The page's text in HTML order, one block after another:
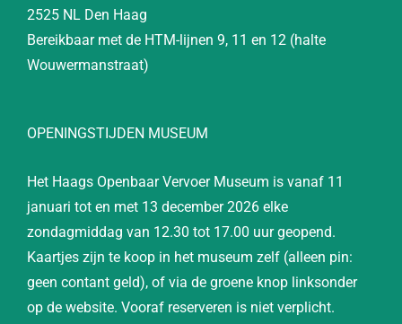
2525 NL Den Haag
Bereikbaar met de HTM-lijnen 9, 11 en 12 (halte
Wouwermanstraat)
OPENINGSTIJDEN MUSEUM
Het Haags Openbaar Vervoer Museum is vanaf 11
januari tot en met 13 december 2026 elke
zondagmiddag van 12.30 tot 17.00 uur geopend.
Kaartjes zijn te koop in het museum zelf (alleen pin:
geen contant geld), of via de groene knop linksonder
op de website. Vooraf reserveren is niet verplicht.